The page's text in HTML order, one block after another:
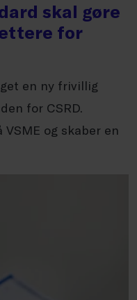
skal gøre
for
en ny frivillig
for CSRD.
og skaber en